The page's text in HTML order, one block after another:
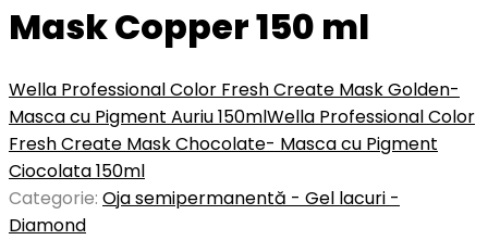
Mask Copper 150 ml
Wella Professional Color Fresh Create Mask Golden-
Masca cu Pigment Auriu 150mlWella Professional Color
Fresh Create Mask Chocolate- Masca cu Pigment
Ciocolata 150ml
Categorie: Oja semipermanentă - Gel lacuri -
Diamond